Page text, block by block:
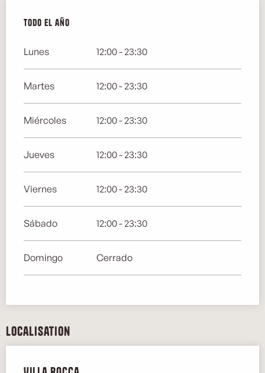
Todo el año
Todo el año
Lunes 12:00 - 23:30
Martes 12:00 - 23:30
Miércoles 12:00 - 23:30
Jueves 12:00 - 23:30
Viernes 12:00 - 23:30
Sábado 12:00 - 23:30
Domingo Cerrado
Localisation